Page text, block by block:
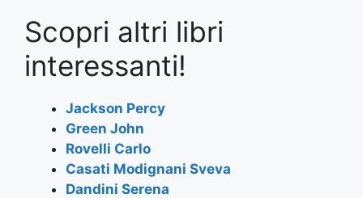
c
e
b
o
o
k
itt
er
at
s
A
p
p
e
gr
a
m
ai
l
ar
Scopri altri libri
interessanti!
Jackson Percy
Green John
Rovelli Carlo
Casati Modignani Sveva
Dandini Serena